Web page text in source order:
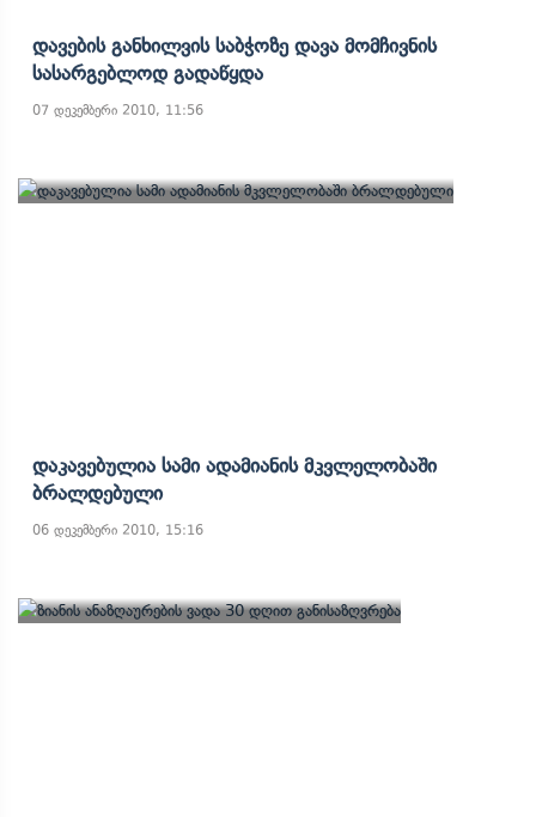
Დავების Განხილვის Საბჭოზე Დავა Მომჩივნის
Სასარგებლოდ Გადაწყდა
07 დეკემბერი 2010, 11:56
Დაკავებულია Სამი Ადამიანის Მკვლელობაში
Ბრალდებული
06 დეკემბერი 2010, 15:16